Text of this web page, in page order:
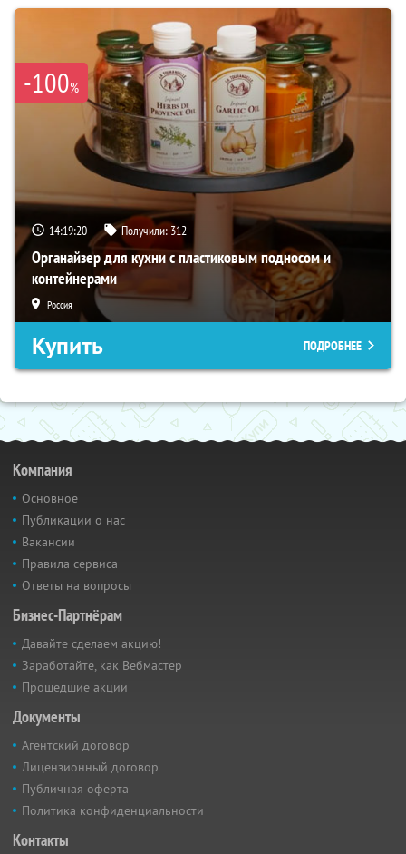
-100%
14:19:18 Получили: 312
Органайзер для кухни с пластиковым подносом и
контейнерами
Россия
Купить ПОДРОБНЕЕ
Компания
Основное
Публикации о нас
Вакансии
Правила сервиса
Ответы на вопросы
Бизнес-Партнёрам
Давайте сделаем акцию!
Заработайте, как Вебмастер
Прошедшие акции
Документы
Агентский договор
Лицензионный договор
Публичная оферта
Политика конфиденциальности
Контакты